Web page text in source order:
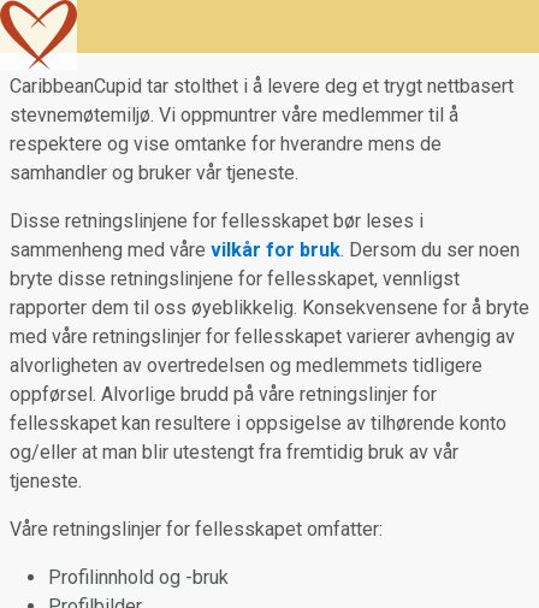
CaribbeanCupid tar stolthet i å levere deg et trygt nettbasert
stevnemøtemiljø. Vi oppmuntrer våre medlemmer til å
respektere og vise omtanke for hverandre mens de
samhandler og bruker vår tjeneste.
Disse retningslinjene for fellesskapet bør leses i
sammenheng med våre vilkår for bruk. Dersom du ser noen
bryte disse retningslinjene for fellesskapet, vennligst
rapporter dem til oss øyeblikkelig. Konsekvensene for å bryte
med våre retningslinjer for fellesskapet varierer avhengig av
alvorligheten av overtredelsen og medlemmets tidligere
oppførsel. Alvorlige brudd på våre retningslinjer for
fellesskapet kan resultere i oppsigelse av tilhørende konto
og/eller at man blir utestengt fra fremtidig bruk av vår
tjeneste.
Våre retningslinjer for fellesskapet omfatter:
Profilinnhold og -bruk